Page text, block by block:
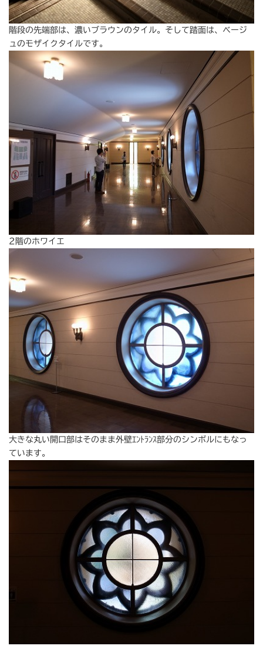
階段の先端部は、濃いブラウンのタイル。そして踏面は、ベージ
ュのモザイクタイルです。
2階のホワイエ
大きな丸い開口部はそのまま外壁ｴﾝﾄﾗﾝｽ部分のシンボルにもなっ
ています。